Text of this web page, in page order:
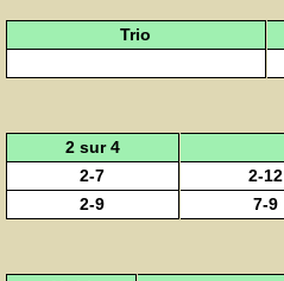
Trio
2 sur 4
2-7
2-12
2-9
7-9